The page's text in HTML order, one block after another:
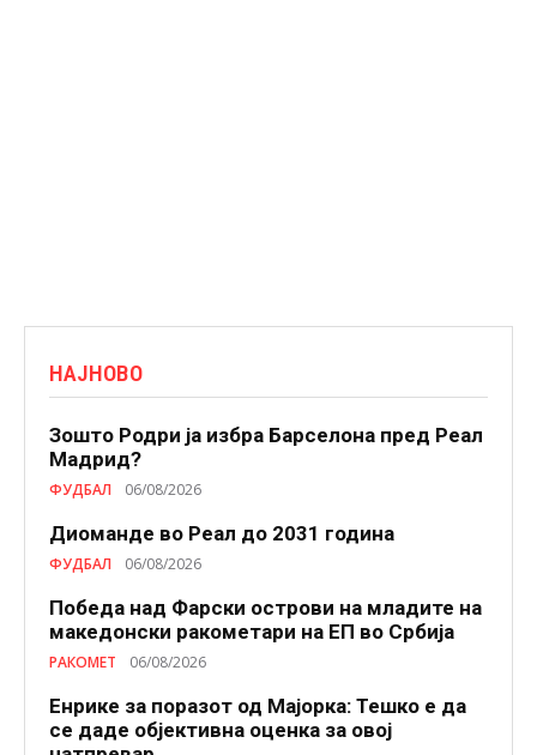
НАЈНОВО
Зошто Родри ја избра Барселона пред Реал
Мадрид?
ФУДБАЛ 06/08/2026
Диоманде во Реал до 2031 година
ФУДБАЛ 06/08/2026
Победа над Фарски острови на младите на
македонски ракометари на ЕП во Србија
РАКОМЕТ 06/08/2026
Енрике за поразот од Мајорка: Тешко е да
се даде објективна оценка за овој